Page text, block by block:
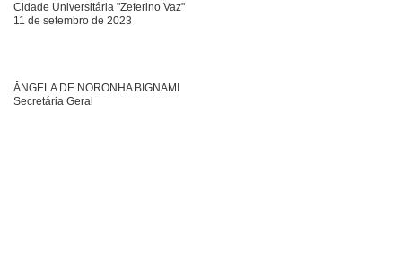
Cidade Universitária "Zeferino Vaz"
11 de setembro de 2023
ÂNGELA DE NORONHA BIGNAMI
Secretária Geral